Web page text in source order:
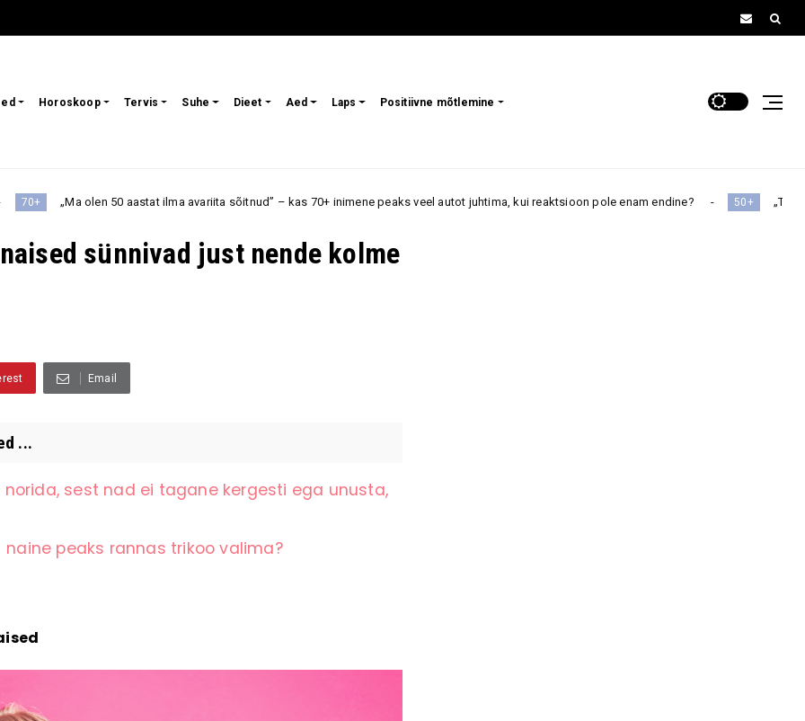
Horoskoop Tervis Suhe Dieet Aed Laps Positiivne mõtlemine
aastat ilma avariita sõitnud” – kas 70+ inimene peaks veel autot juhtima, kui reaktsioon pole enam endine? 50+ „Ta on ju ikkagi minu laps”
sünnivad just nende kolme
Email
...
sest nad ei tagane kergesti ega unusta,
naine peaks rannas trikoo valima?